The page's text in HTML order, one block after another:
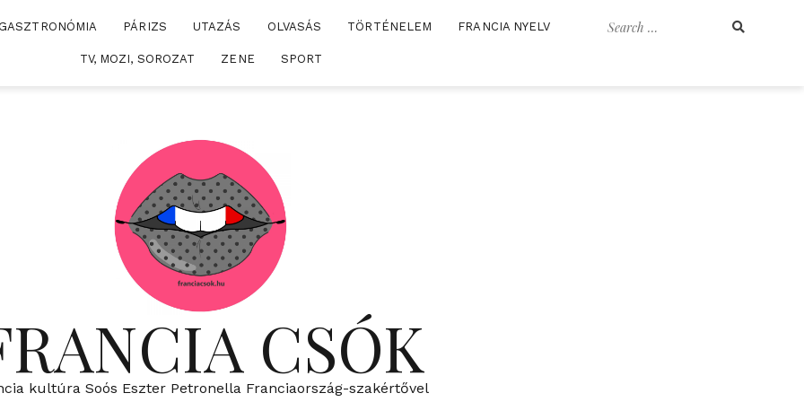
Search
GASZTRONÓMIA PÁRIZS UTAZÁS OLVASÁS TÖRTÉNELEM FRANCIA NYELV
TV, MOZI, SOROZAT ZENE SPORT
CSÓK
kultúra Soós Eszter Petronella Franciaország-szakértővel